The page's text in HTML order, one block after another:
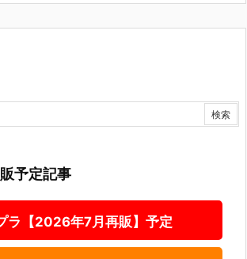
予定記事
ラ【2026年7月再販】予定